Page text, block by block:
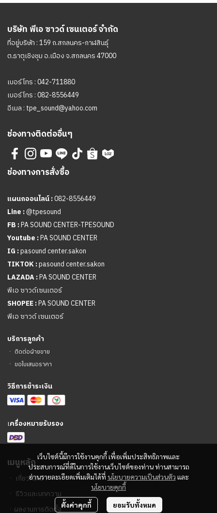
เว็บไซต์นี้มีการใช้งานคุกกี้ เพื่อเพิ่มประสิทธิภาพและ
ประสบการณ์ที่ดีในการใช้งานเว็บไซต์ของท่าน ท่านสามารถ
อ่านรายละเอียดเพิ่มเติมได้ที่ นโยบายความเป็นส่วนตัว และ
นโยบายคุกกี้
ตั้งค่าคุกกี้ ยอมรับทั้งหมด
บริษัท พีเอ ซาวด์ เซนเตอร์ จำกัด
ที่อยู่บริษัท : 159 ถ.สกลนคร-กาฬสินธุ์
ต.ธาตุเชิงชุม อ.เมือง จ.สกลนคร 47000
เบอร์โทร :042-711880
เบอร์โทร :082-8556449
อีเมล : tpe_sound@yahoo.com
ช่องทางติดต่ออื่นๆ
ช่องทางการสั่งซื้อ
แผนกออนไลน์ :082-8556449
Line :@tpesound
FB :PA SOUND CENTER-TPESOUND
Youtube :PA SOUND CENTER
IG :pasound center.sakon
TIKTOK :pasound center.sakon
LAZADA :PA SOUND CENTER
พีเอ ซาวด์เซนเตอร์
SHOPEE :PA SOUND CENTER
พีเอ ซาวด์ เซนเตอร์
บริการลูกค้า
ㆍ ติดต่อฝ่ายขาย
ㆍ ขอใบเสนอราคา
วิธีการชำระเงิน
เครื่องหมายรับรอง
เมนูหลัก
ㆍ เกี่ยวกับเรา
ㆍ รีวิวและบทความ
ㆍ ผลงานการติดตั้ง